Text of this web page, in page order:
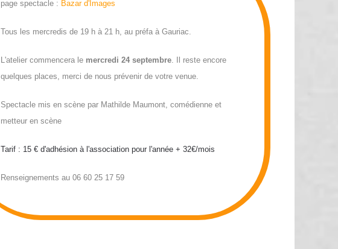
page spectacle : Bazar d'Images
Tous les mercredis de 19 h à 21 h, au préfa à Gauriac.
L'atelier commencera le mercredi 24 septembre. Il reste encore
quelques places, merci de nous prévenir de votre venue.
Spectacle mis en scène par Mathilde Maumont, comédienne et
metteur en scène
Tarif : 15 € d'adhésion à l'association pour l'année + 32€/mois
Renseignements au 06 60 25 17 59